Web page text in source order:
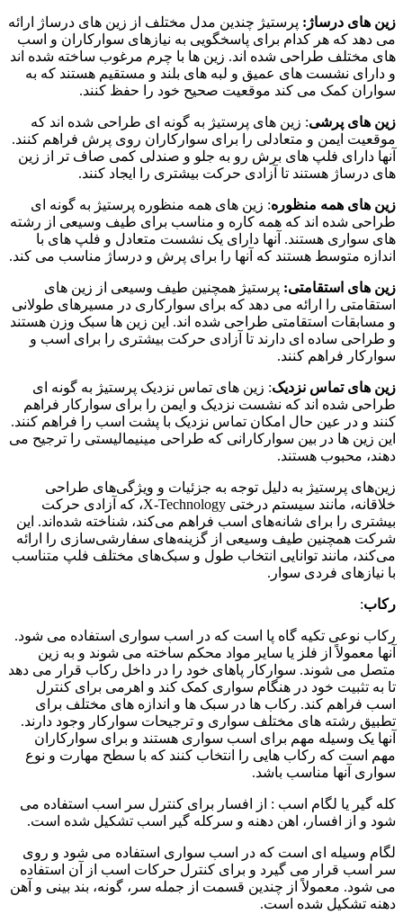
زین های درساژ: پرستیژ چندین مدل مختلف از زین های درساژ ارائه
می دهد که هر کدام برای پاسخگویی به نیازهای سوارکاران و اسب
های مختلف طراحی شده اند. زین ها با چرم مرغوب ساخته شده اند
و دارای نشست های عمیق و لبه های بلند و مستقیم هستند که به
سواران کمک می کند موقعیت صحیح خود را حفظ کنند.
زین های پرشی: زین های پرستیژ به گونه ای طراحی شده اند که
موقعیت ایمن و متعادلی را برای سوارکاران روی پرش فراهم کنند.
آنها دارای فلپ های برش رو به جلو و صندلی کمی صاف تر از زین
های درساژ هستند تا آزادی حرکت بیشتری را ایجاد کنند.
زین های همه منظوره: زین های همه منظوره پرستیژ به گونه ای
طراحی شده اند که همه کاره و مناسب برای طیف وسیعی از رشته
های سواری هستند. آنها دارای یک نشست متعادل و فلپ های با
اندازه متوسط هستند که آنها را برای پرش و درساژ مناسب می کند.
زین های استقامتی: پرستیژ همچنین طیف وسیعی از زین های
استقامتی را ارائه می دهد که برای سوارکاری در مسیرهای طولانی
و مسابقات استقامتی طراحی شده اند. این زین ها سبک وزن هستند
و طراحی ساده ای دارند تا آزادی حرکت بیشتری را برای اسب و
سوارکار فراهم کنند.
زین های تماس نزدیک: زین های تماس نزدیک پرستیژ به گونه ای
طراحی شده اند که نشست نزدیک و ایمن را برای سوارکار فراهم
کنند و در عین حال امکان تماس نزدیک با پشت اسب را فراهم کنند.
این زین ها در بین سوارکارانی که طراحی مینیمالیستی را ترجیح می
دهند، محبوب هستند.
زین‌های پرستیژ به دلیل توجه به جزئیات و ویژگی‌های طراحی
خلاقانه، مانند سیستم درختی X-Technology، که آزادی حرکت
بیشتری را برای شانه‌های اسب فراهم می‌کند، شناخته شده‌اند. این
شرکت همچنین طیف وسیعی از گزینه‌های سفارشی‌سازی را ارائه
می‌کند، مانند توانایی انتخاب طول و سبک‌های مختلف فلپ متناسب
با نیازهای فردی سوار.
رکاب:
رکاب نوعی تکیه گاه پا است که در اسب سواری استفاده می شود.
آنها معمولاً از فلز یا سایر مواد محکم ساخته می شوند و به زین
متصل می شوند. سوارکار پاهای خود را در داخل رکاب قرار می دهد
تا به تثبیت خود در هنگام سواری کمک کند و اهرمی برای کنترل
اسب فراهم کند. رکاب ها در سبک ها و اندازه های مختلف برای
تطبیق رشته های مختلف سواری و ترجیحات سوارکار وجود دارند.
آنها یک وسیله مهم برای اسب سواری هستند و برای سوارکاران
مهم است که رکاب هایی را انتخاب کنند که با سطح مهارت و نوع
سواری آنها مناسب باشد.
کله گیر یا لگام اسب : از افسار برای کنترل سر اسب استفاده می
شود و از افسار، اهن دهنه و سرکله گیر اسب تشکیل شده است.
لگام وسیله ای است که در اسب سواری استفاده می شود و روی
سر اسب قرار می گیرد و برای کنترل حرکات اسب از آن استفاده
می شود. معمولاً از چندین قسمت از جمله سر، گونه، بند بینی و آهن
دهنه تشکیل شده است.